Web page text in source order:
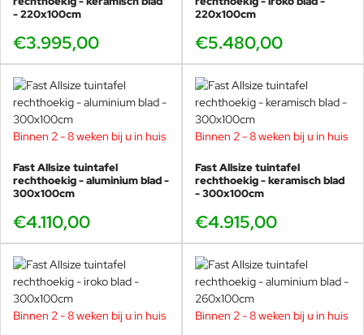
- 220x100cm
€3.995,00
220x100cm
€5.480,00
Binnen 2 - 8 weken bij u in huis
Fast Allsize tuintafel
rechthoekig - aluminium blad -
300x100cm
€4.110,00
Binnen 2 - 8 weken bij u in huis
Fast Allsize tuintafel
rechthoekig - keramisch blad
- 300x100cm
€4.915,00
Binnen 2 - 8 weken bij u in huis Binnen 2 - 8 weken bij u in huis